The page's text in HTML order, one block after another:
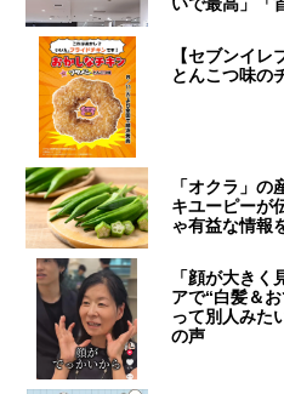
いで最高」「
【セブンイ
とんこつ味の
「オクラ」
キユーピーが
ゃ有益な情報
「顔が大き
アで“白髪＆
って別人みた
の声